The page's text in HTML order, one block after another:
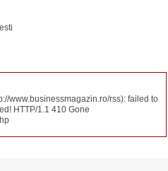
www.businessmagazin.ro/rss): failed to
HTTP/1.1 410 Gone